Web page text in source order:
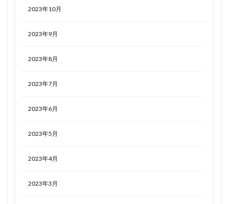
2023年10月
2023年9月
2023年8月
2023年7月
2023年6月
2023年5月
2023年4月
2023年3月